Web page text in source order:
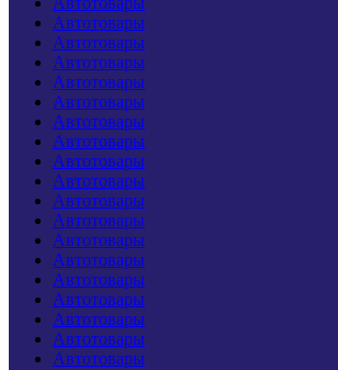
Автотовары
Автотовары
Автотовары
Автотовары
Автотовары
Автотовары
Автотовары
Автотовары
Автотовары
Автотовары
Автотовары
Автотовары
Автотовары
Автотовары
Автотовары
Автотовары
Автотовары
Автотовары